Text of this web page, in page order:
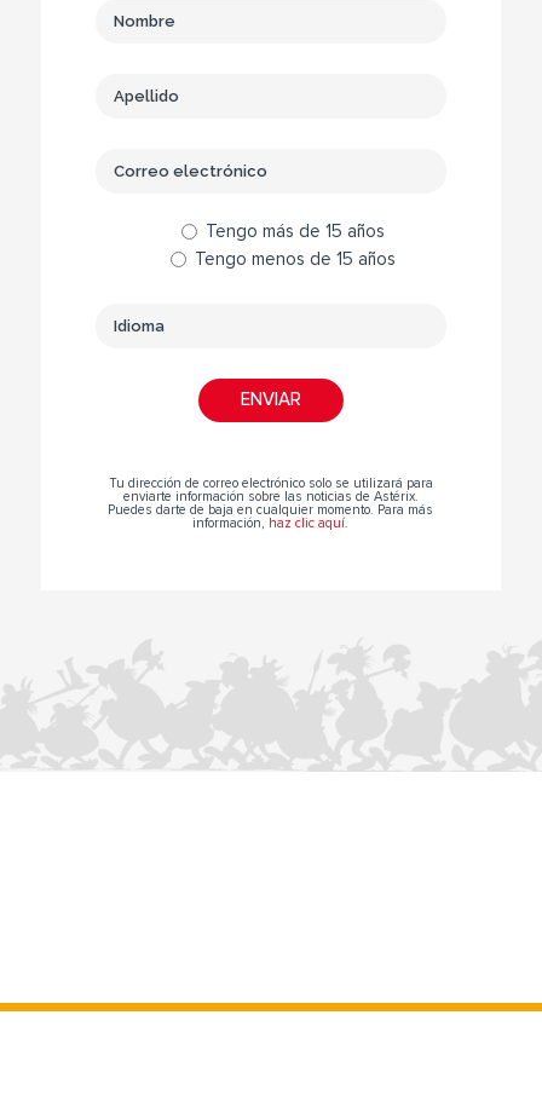
Tengo más de 15 años
Tengo menos de 15 años
Tu dirección de correo electrónico solo se utilizará para
enviarte información sobre las noticias de Astérix.
Puedes darte de baja en cualquier momento. Para más
información, haz clic aquí.